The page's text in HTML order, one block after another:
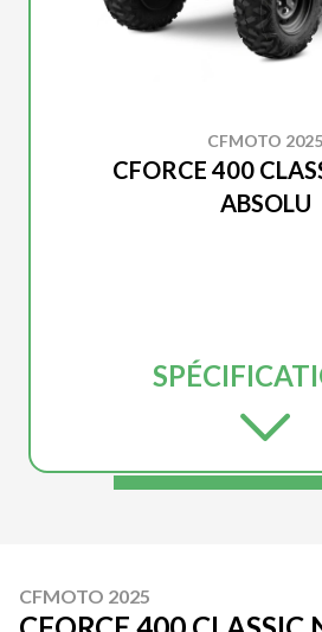
CFMOTO 2025
CFORCE 400
ABSOLU
CFMOTO 2025